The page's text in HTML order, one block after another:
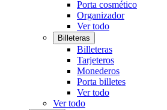
Porta cosmético
Organizador
Ver todo
Billeteras
Billeteras
Tarjeteros
Monederos
Porta billetes
Ver todo
Ver todo